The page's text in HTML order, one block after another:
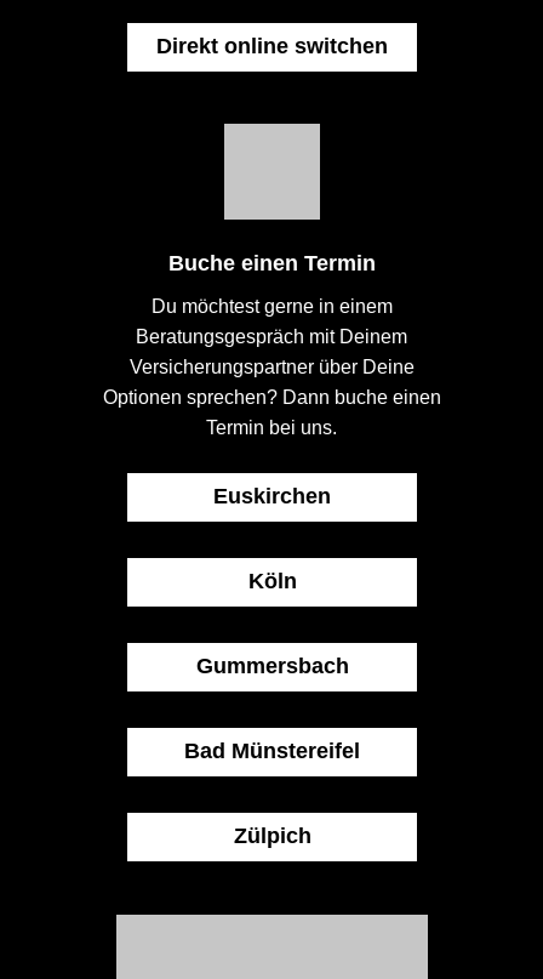
Buche einen Termin
Du möchtest gerne in einem
Beratungsgespräch mit Deinem
Versicherungspartner über Deine
Optionen sprechen? Dann buche einen
Termin bei uns.
Direkt online switchen
Euskirchen
Köln
Gummersbach
Bad Münstereifel
Zülpich